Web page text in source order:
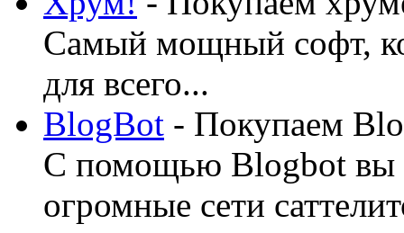
Самый мощный софт,
для всего...
BlogBot - Покупаем
С помощью Blogbot вы
огромные сети